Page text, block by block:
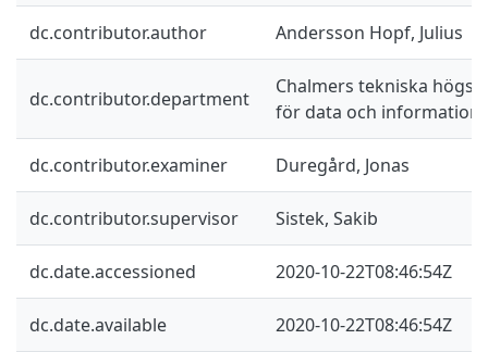
dc.contributor.author Andersson Hopf, Julius
dc.contributor.department
Chalmers tekniska
för data och
dc.contributor.examiner Duregård, Jonas
dc.contributor.supervisor Sistek, Sakib
dc.date.accessioned 2020-10-22T08:46:54Z
dc.date.available 2020-10-22T08:46:54Z